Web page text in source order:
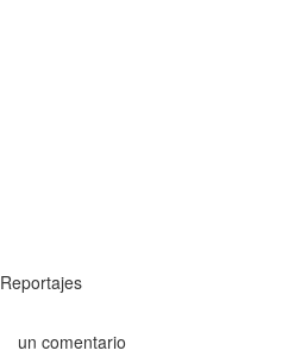
Reportajes
un comentario